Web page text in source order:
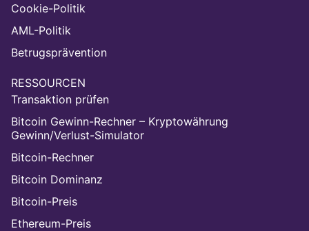
Cookie-Politik
AML-Politik
Betrugsprävention
RESSOURCEN
Transaktion prüfen
Bitcoin Gewinn-Rechner – Kryptowährung
Gewinn/Verlust-Simulator
Bitcoin-Rechner
Bitcoin Dominanz
Bitcoin-Preis
Ethereum-Preis